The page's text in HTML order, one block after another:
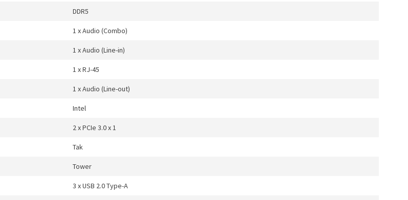
DDR5
1 x Audio (Combo)
1 x Audio (Line-in)
1 x RJ-45
1 x Audio (Line-out)
Intel
2 x PCIe 3.0 x 1
Tak
Tower
3 x USB 2.0 Type-A